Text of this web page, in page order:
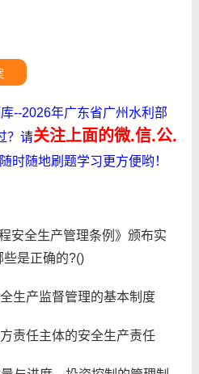
--2026年广东省广州水利部
？请关注上面的微.信.公.
时随地刷题学习更方便哟！
安全生产管理条例》颁布实
是正确的?()
生产监督管理的基本制度
责任主体的安全生产责任